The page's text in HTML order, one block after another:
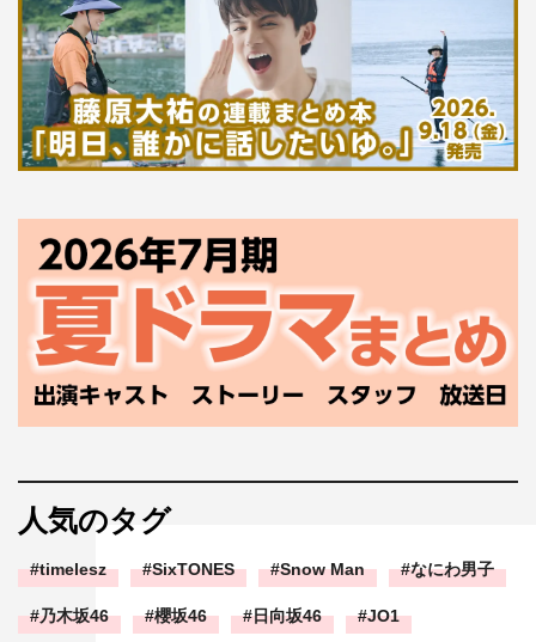
人気のタグ
timelesz SixTONES Snow Man なにわ男子
乃木坂46 櫻坂46 日向坂46 JO1